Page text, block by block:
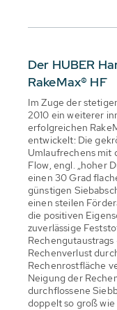
Der HUBER
RakeMax® HF
Im Zuge der
2010 ein weiterer
erfolgreichen
entwickelt: Die
Umlaufrechens mit
Flow, engl. „hoher
einen 30 Grad
günstigen
einen steilen
die positiven
zuverlässige
Rechenverlust
Rechenrostfläche
Neigung der
durchflossene
doppelt so groß